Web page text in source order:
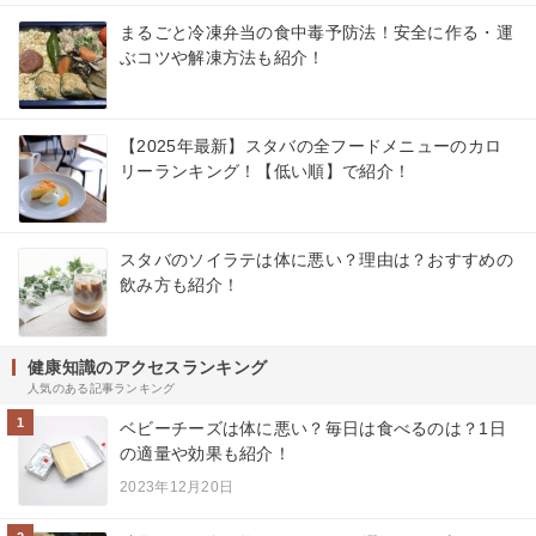
まるごと冷凍弁当の食中毒予防法！安全に作る・運
ぶコツや解凍方法も紹介！
【2025年最新】スタバの全フードメニューのカロ
リーランキング！【低い順】で紹介！
スタバのソイラテは体に悪い？理由は？おすすめの
飲み方も紹介！
健康知識のアクセスランキング
人気のある記事ランキング
1
ベビーチーズは体に悪い？毎日は食べるのは？1日
の適量や効果も紹介！
2023年12月20日